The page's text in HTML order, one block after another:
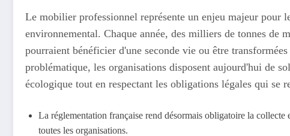
Le mobilier professionnel représente un enjeu majeur pour
environnemental. Chaque année, des milliers de tonnes de
pourraient bénéficier d'une seconde vie ou être
problématique, les organisations disposent aujourd'hui de
écologique tout en respectant les obligations légales qui se
La réglementation française rend désormais obligatoire la
toutes les organisations.